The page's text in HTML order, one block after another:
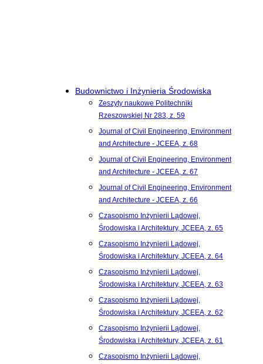
Budownictwo i Inżynieria Środowiska
Zeszyty naukowe Politechniki
Rzeszowskiej Nr 283, z. 59
Journal of Civil Engineering, Environment
and Architecture - JCEEA, z. 68
Journal of Civil Engineering, Environment
and Architecture - JCEEA, z. 67
Journal of Civil Engineering, Environment
and Architecture - JCEEA, z. 66
Czasopismo Inżynierii Lądowej,
Środowiska i Architektury, JCEEA, z. 65
Czasopismo Inżynierii Lądowej,
Środowiska i Architektury, JCEEA, z. 64
Czasopismo Inżynierii Lądowej,
Środowiska i Architektury, JCEEA, z. 63
Czasopismo Inżynierii Lądowej,
Środowiska i Architektury, JCEEA, z. 62
Czasopismo Inżynierii Lądowej,
Środowiska i Architektury, JCEEA, z. 61
Czasopismo Inżynierii Lądowej,